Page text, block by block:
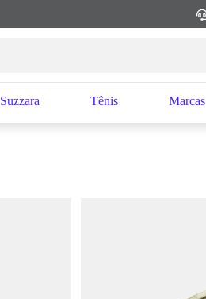
Suzzara Tênis Marcas